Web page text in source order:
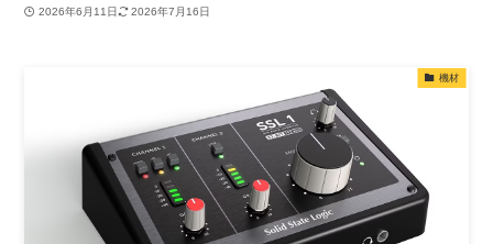
2026年6月11日 2026年7月16日
機材